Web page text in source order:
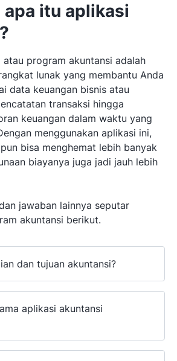
itu aplikasi
program akuntansi adalah
lunak yang membantu Anda
data keuangan bisnis atau
transaksi hingga
keuangan dalam waktu yang
menggunakan aplikasi ini,
bisa menghemat lebih banyak
biayanya juga jadi jauh lebih
jawaban lainnya seputar
akuntansi berikut.
dan tujuan akuntansi?
aplikasi akuntansi